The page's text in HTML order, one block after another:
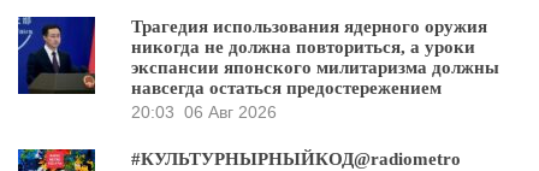
Трагедия использования ядерного оружия
никогда не должна повториться, а уроки
экспансии японского милитаризма должны
навсегда остаться предостережением
20:03 06 Авг 2026
#КУЛЬТУРНЫРНЫЙКОД@radiometro